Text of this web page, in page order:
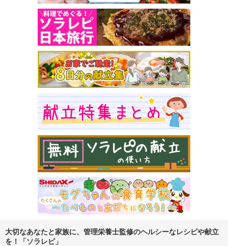
大切なあなたと家族に、管理栄養士監修のヘルシーなレシピや献立
を！「ソラレピ」